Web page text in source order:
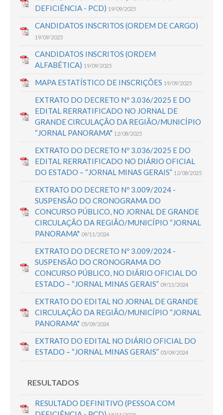
DEFICIÊNCIA - PCD) 19/09/2025
CANDIDATOS INSCRITOS (ORDEM DE CARGO)
19/09/2025
CANDIDATOS INSCRITOS (ORDEM
ALFABÉTICA) 19/09/2025
MAPA ESTATÍSTICO DE INSCRIÇÕES 19/09/2025
EXTRATO DO DECRETO Nº 3.036/2025 E DO
EDITAL RERRATIFICADO NO JORNAL DE
GRANDE CIRCULAÇÃO DA REGIÃO/MUNICÍPIO
“JORNAL PANORAMA" 12/08/2025
EXTRATO DO DECRETO Nº 3.036/2025 E DO
EDITAL RERRATIFICADO NO DIÁRIO OFICIAL
DO ESTADO – “JORNAL MINAS GERAIS” 12/08/2025
EXTRATO DO DECRETO Nº 3.009/2024 -
SUSPENSÃO DO CRONOGRAMA DO
CONCURSO PÚBLICO, NO JORNAL DE GRANDE
CIRCULAÇÃO DA REGIÃO/MUNICÍPIO “JORNAL
PANORAMA" 09/11/2024
EXTRATO DO DECRETO Nº 3.009/2024 -
SUSPENSÃO DO CRONOGRAMA DO
CONCURSO PÚBLICO, NO DIÁRIO OFICIAL DO
ESTADO – “JORNAL MINAS GERAIS” 09/11/2024
EXTRATO DO EDITAL NO JORNAL DE GRANDE
CIRCULAÇÃO DA REGIÃO/MUNICÍPIO “JORNAL
PANORAMA" 05/09/2024
EXTRATO DO EDITAL NO DIÁRIO OFICIAL DO
ESTADO – “JORNAL MINAS GERAIS” 05/09/2024
RESULTADOS
RESULTADO DEFINITIVO (PESSOA COM